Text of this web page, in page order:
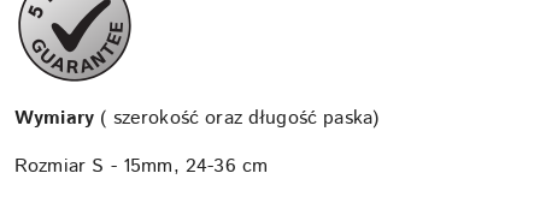
Wymiary ( szerokość oraz długość paska)
Rozmiar S - 15mm, 24-36 cm